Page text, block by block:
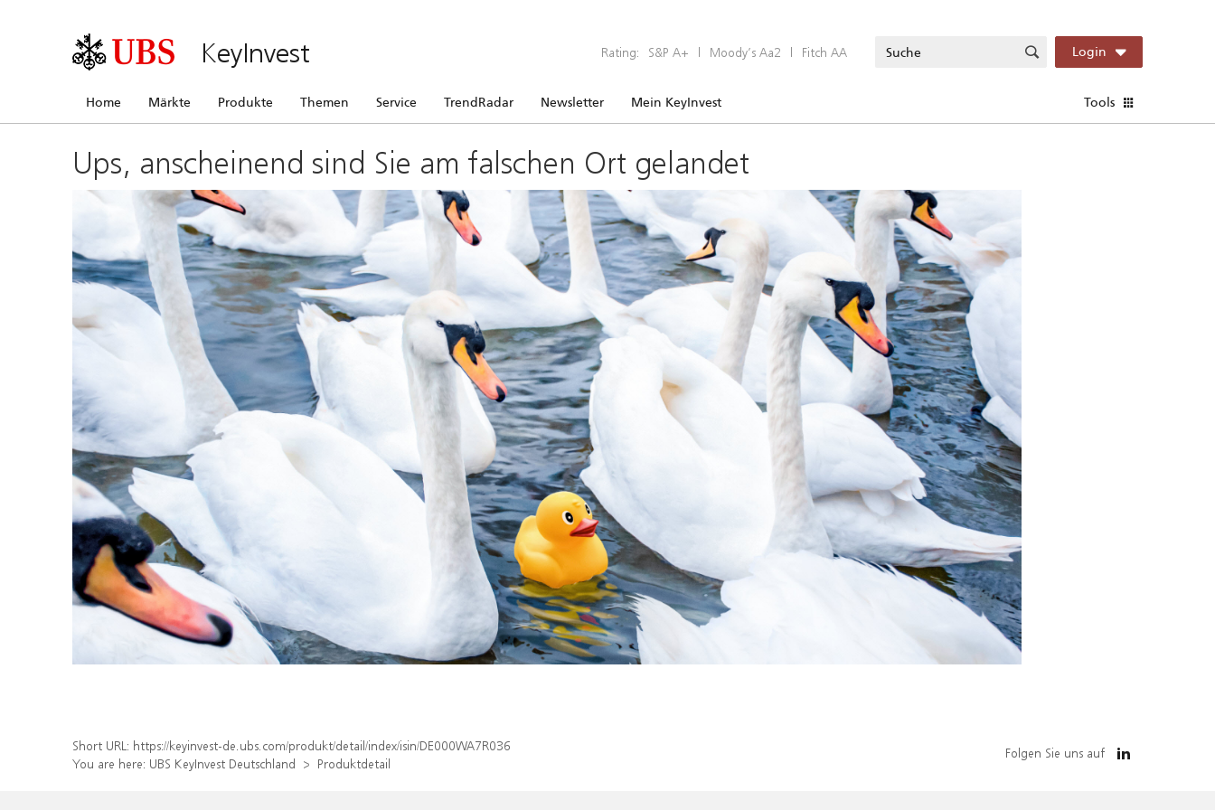
KeyInvest Rating: S&P A+ | Moody’s Aa2 | Fitch AA Login
Home Märkte Produkte Themen Service TrendRadar Newsletter Mein KeyInvest Tools
Ups, anscheinend sind Sie am falschen Ort gelandet
Short URL: https://keyinvest-de.ubs.com/produkt/detail/index/isin/DE000WA7R036
You are here: UBS KeyInvest Deutschland Produktdetail
Folgen Sie uns auf